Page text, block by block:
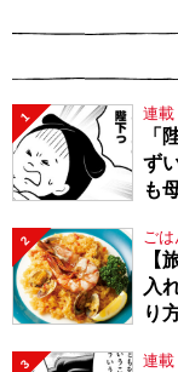
1 連載
「
ず
も
2 ご
【
入
り
3 連載